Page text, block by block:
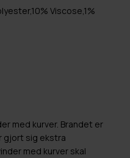
Viscose,1%
med kurver. Brandet er
gjort sig ekstra
med kurver skal